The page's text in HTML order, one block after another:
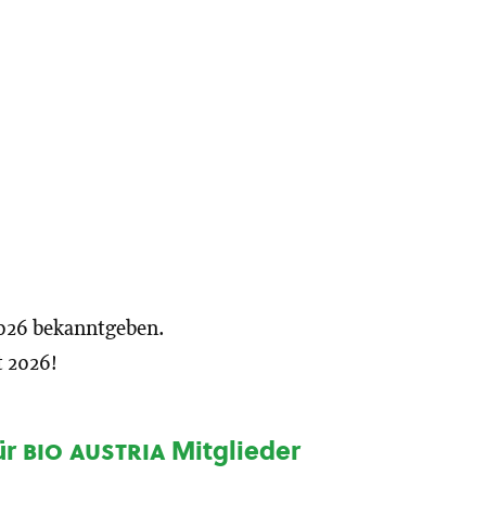
bekanntgeben.
2026!
bio austriaMitglieder